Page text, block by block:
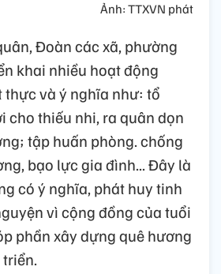
Ảnh: TTXVN phát
Đoàn các xã, phường
khai nhiều hoạt động
và ý nghĩa như: tổ
cho thiếu nhi, ra quân dọn
tập huấn phòng. chống
bạo lực gia đình... Đây là
có ý nghĩa, phát huy tinh
vì cộng đồng của tuổi
phần xây dựng quê hương